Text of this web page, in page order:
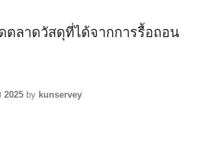
ตลาดวัสดุที่ได้จากการรื้อถอน
2025 by kunservey